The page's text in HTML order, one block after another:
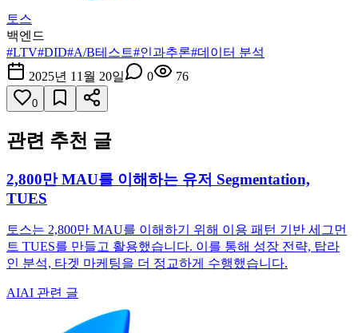
토스
백엔드
#LTV#DID#A/B테스트#인과추론#데이터 분석
2025년 11월 20일
0 76
0
관련 추천 글
2,800만 MAU를 이해하는 유저 Segmentation,
TUES
토스는 2,800만 MAU를 이해하기 위해 이용 패턴 기반 세그먼
트 TUES를 만들고 활용했습니다. 이를 통해 성장 전략, 탑라
인 분석, 타겟 마케팅을 더 정교하게 수행했습니다.
AIAI 관련 글